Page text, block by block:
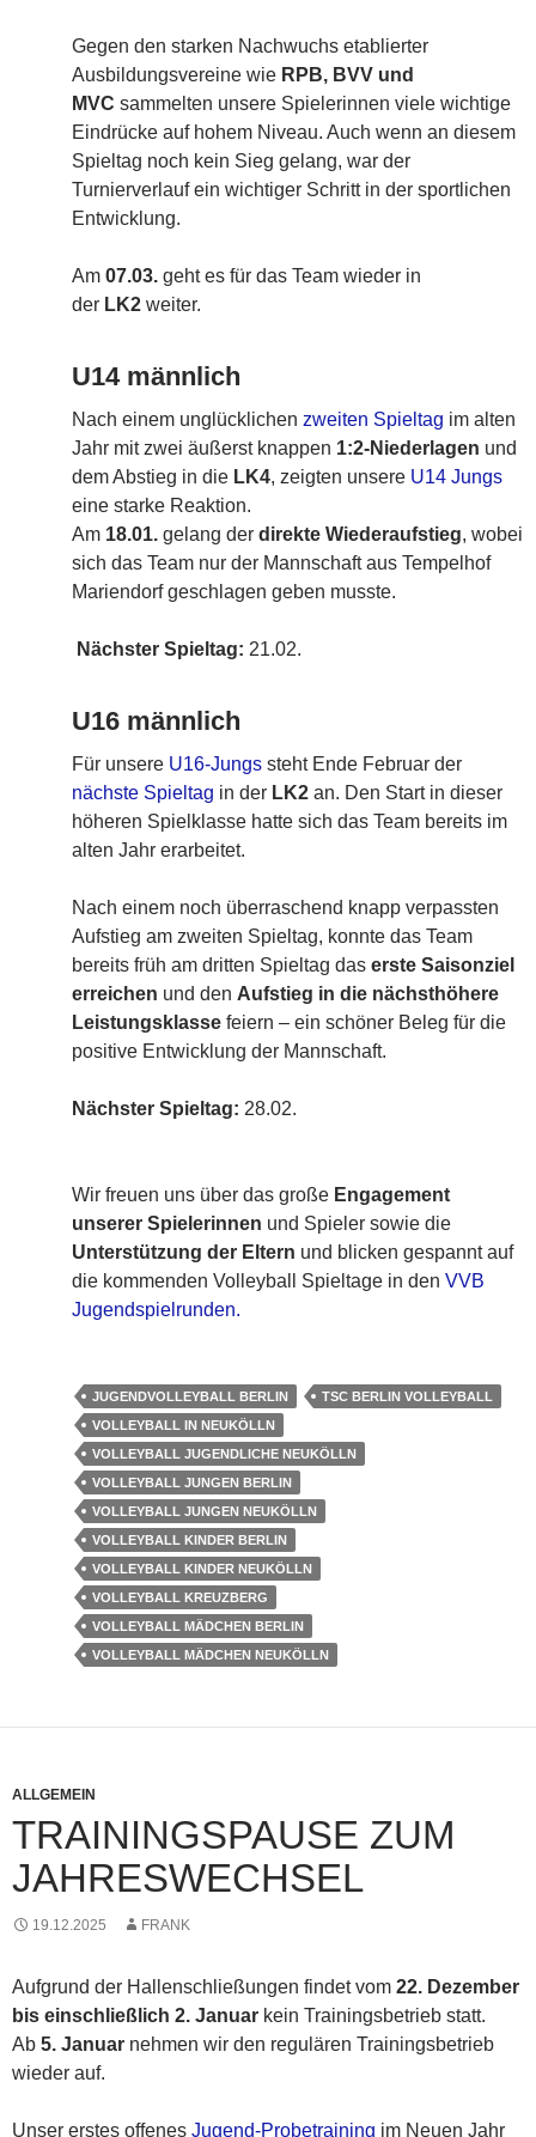
Gegen den starken Nachwuchs etablierter
Ausbildungsvereine wie RPB, BVV und
MVC sammelten unsere Spielerinnen viele wichtige
Eindrücke auf hohem Niveau. Auch wenn an diesem
Spieltag noch kein Sieg gelang, war der
Turnierverlauf ein wichtiger Schritt in der sportlichen
Entwicklung.
Am 07.03. geht es für das Team wieder in
der LK2 weiter.
U14 männlich
Nach einem unglücklichen zweiten Spieltag im alten
Jahr mit zwei äußerst knappen 1:2-Niederlagen und
dem Abstieg in die LK4, zeigten unsere U14 Jungs
eine starke Reaktion.
Am 18.01. gelang der direkte Wiederaufstieg, wobei
sich das Team nur der Mannschaft aus Tempelhof
Mariendorf geschlagen geben musste.
Nächster Spieltag: 21.02.
U16 männlich
Für unsere U16-Jungs steht Ende Februar der
nächste Spieltag in der LK2 an. Den Start in dieser
höheren Spielklasse hatte sich das Team bereits im
alten Jahr erarbeitet.
Nach einem noch überraschend knapp verpassten
Aufstieg am zweiten Spieltag, konnte das Team
bereits früh am dritten Spieltag das erste Saisonziel
erreichen und den Aufstieg in die nächsthöhere
Leistungsklasse feiern – ein schöner Beleg für die
positive Entwicklung der Mannschaft.
Nächster Spieltag: 28.02.
Wir freuen uns über das große Engagement
unserer Spielerinnen und Spieler sowie die
Unterstützung der Eltern und blicken gespannt auf
die kommenden Volleyball Spieltage in den VVB
Jugendspielrunden.
JUGENDVOLLEYBALL BERLIN
TSC BERLIN VOLLEYBALL
VOLLEYBALL IN NEUKÖLLN
VOLLEYBALL JUGENDLICHE NEUKÖLLN
VOLLEYBALL JUNGEN BERLIN
VOLLEYBALL JUNGEN NEUKÖLLN
VOLLEYBALL KINDER BERLIN
VOLLEYBALL KINDER NEUKÖLLN
VOLLEYBALL KREUZBERG
VOLLEYBALL MÄDCHEN BERLIN
VOLLEYBALL MÄDCHEN NEUKÖLLN
ALLGEMEIN
TRAININGSPAUSE ZUM
JAHRESWECHSEL
19.12.2025 FRANK
Aufgrund der Hallenschließungen findet vom 22. Dezember
bis einschließlich 2. Januar kein Trainingsbetrieb statt.
Ab 5. Januar nehmen wir den regulären Trainingsbetrieb
wieder auf.
Unser erstes offenes Jugend-Probetraining im Neuen Jahr